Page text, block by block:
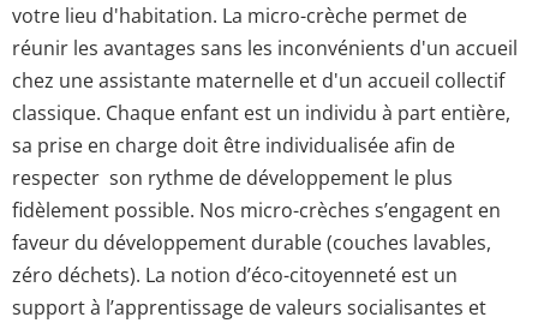
votre lieu d'habitation. La micro-crèche permet de
réunir les avantages sans les inconvénients d'un accueil
chez une assistante maternelle et d'un accueil collectif
classique. Chaque enfant est un individu à part entière,
sa prise en charge doit être individualisée afin de
respecter son rythme de développement le plus
fidèlement possible. Nos micro-crèches s’engagent en
faveur du développement durable (couches lavables,
zéro déchets). La notion d’éco-citoyenneté est un
support à l’apprentissage de valeurs socialisantes et